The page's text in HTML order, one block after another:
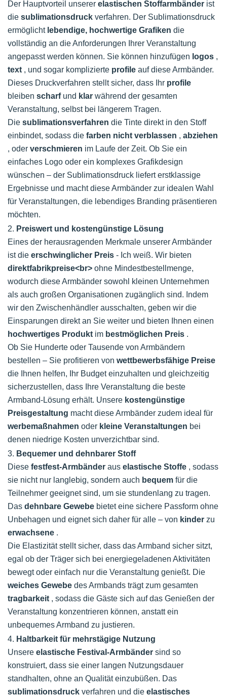
Der Hauptvorteil unserer elastischen Stoffarmbänder ist
die sublimationsdruck verfahren. Der Sublimationsdruck
ermöglicht lebendige, hochwertige Grafiken die
vollständig an die Anforderungen Ihrer Veranstaltung
angepasst werden können. Sie können hinzufügen logos ,
text , und sogar komplizierte profile auf diese Armbänder.
Dieses Druckverfahren stellt sicher, dass Ihr profile
bleiben scharf und klar während der gesamten
Veranstaltung, selbst bei längerem Tragen.
Die sublimationsverfahren die Tinte direkt in den Stoff
einbindet, sodass die farben nicht verblassen , abziehen
, oder verschmieren im Laufe der Zeit. Ob Sie ein
einfaches Logo oder ein komplexes Grafikdesign
wünschen – der Sublimationsdruck liefert erstklassige
Ergebnisse und macht diese Armbänder zur idealen Wahl
für Veranstaltungen, die lebendiges Branding präsentieren
möchten.
2. Preiswert und kostengünstige Lösung
Eines der herausragenden Merkmale unserer Armbänder
ist die erschwinglicher Preis - Ich weiß. Wir bieten
direktfabrikpreise<br> ohne Mindestbestellmenge,
wodurch diese Armbänder sowohl kleinen Unternehmen
als auch großen Organisationen zugänglich sind. Indem
wir den Zwischenhändler ausschalten, geben wir die
Einsparungen direkt an Sie weiter und bieten Ihnen einen
hochwertiges Produkt im bestmöglichen Preis .
Ob Sie Hunderte oder Tausende von Armbändern
bestellen – Sie profitieren von wettbewerbsfähige Preise
die Ihnen helfen, Ihr Budget einzuhalten und gleichzeitig
sicherzustellen, dass Ihre Veranstaltung die beste
Armband-Lösung erhält. Unsere kostengünstige
Preisgestaltung macht diese Armbänder zudem ideal für
werbemaßnahmen oder kleine Veranstaltungen bei
denen niedrige Kosten unverzichtbar sind.
3. Bequemer und dehnbarer Stoff
Diese festfest-Armbänder aus elastische Stoffe , sodass
sie nicht nur langlebig, sondern auch bequem für die
Teilnehmer geeignet sind, um sie stundenlang zu tragen.
Das dehnbare Gewebe bietet eine sichere Passform ohne
Unbehagen und eignet sich daher für alle – von kinder zu
erwachsene .
Die Elastizität stellt sicher, dass das Armband sicher sitzt,
egal ob der Träger sich bei energiegeladenen Aktivitäten
bewegt oder einfach nur die Veranstaltung genießt. Die
weiches Gewebe des Armbands trägt zum gesamten
tragbarkeit , sodass die Gäste sich auf das Genießen der
Veranstaltung konzentrieren können, anstatt ein
unbequemes Armband zu justieren.
4. Haltbarkeit für mehrstägige Nutzung
Unsere elastische Festival-Armbänder sind so
konstruiert, dass sie einer langen Nutzungsdauer
standhalten, ohne an Qualität einzubüßen. Das
sublimationsdruck verfahren und die elastisches